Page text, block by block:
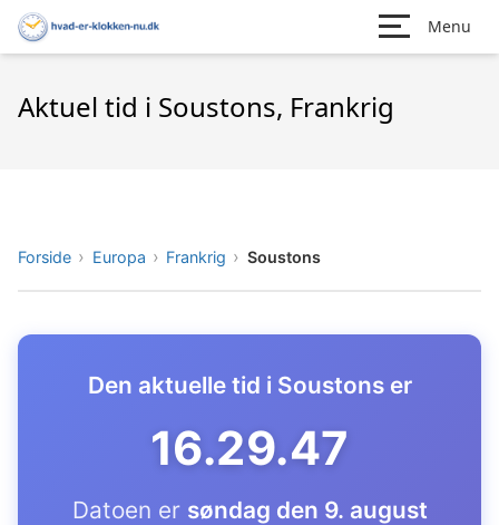
Menu
Aktuel tid i Soustons, Frankrig
Forside Europa Frankrig Soustons
Den aktuelle tid i Soustons er
16.29.48
Datoen er søndag den 9. august